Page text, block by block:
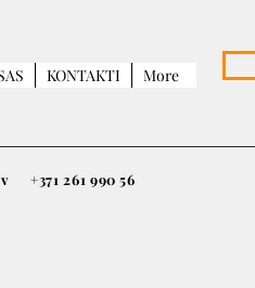
KONTAKTI More
+371 261 990 56